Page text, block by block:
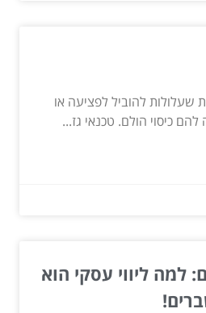
שעלולות להוביל לפציעה או
להם כיסוי הולם. טכנאי גז...
למה ליווי עסקי הוא